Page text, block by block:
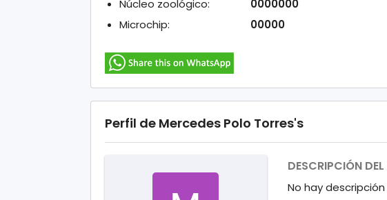
Núcleo zoológico:
0000000
Microchip:
00000
Perfil de Mercedes Polo Torres's
DESCRIPCIÓN
No hay